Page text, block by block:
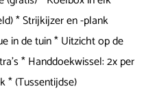
* Strijkijzer en -plank
in de tuin * Uitzicht op de
* Handdoekwissel: 2x per
* (Tussentijdse)